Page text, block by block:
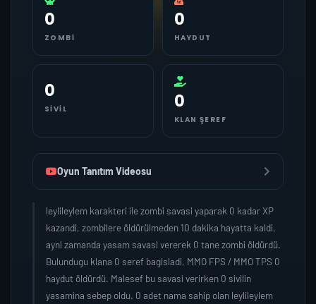
0
ZOMBI
0
HAYDUT
0
SIVIL 0
KLAN ŞEREF
Oyun Tanıtım Videosu
leylileylem karakteri ile zombi savasi yaparak 0 kadar XP
kazandi, zombilere öldürülmeden 10 dakika hayatta kaldi,
ayni zamanda yasam savasi vererek 0 tane zombi öldürdü.
Bulundugu klana 0 seref bagisladi, MMO FPS / MMO TPS 0
haydut öldürdü. Malesef bu savasi verirken 0 sivilin
yasamina sebep oldu. 0 adet nama sahip olan leylileylem